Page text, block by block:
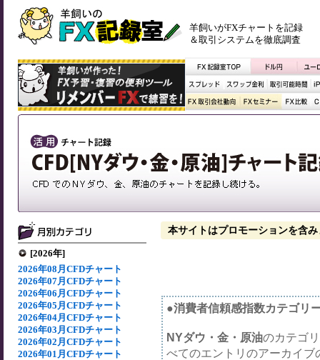
羊飼いがFXチャートを記録
＆取引システムを徹底調査
[2026年]
2026年08月CFDチャート
2026年07月CFDチャート
2026年06月CFDチャート
2026年05月CFDチャート
2026年04月CFDチャート
2026年03月CFDチャート
2026年02月CFDチャート
2026年01月CFDチャート
本サイトはプロモーションを含み
●消費者信頼感指数カテゴリ
NYダウ・金・原油のカテゴリ
べてのエントリのアーカイ